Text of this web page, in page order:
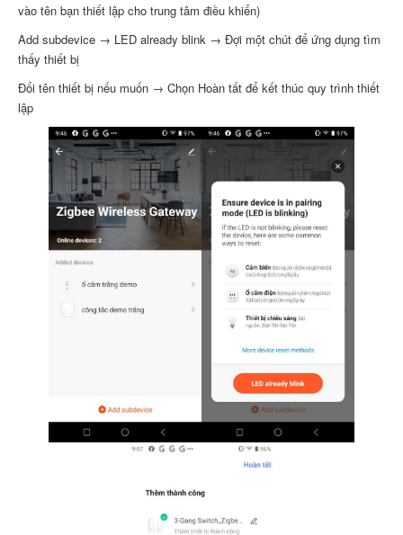
vào tên bạn thiết lập cho trung tâm điều khiển)
Add subdevice → LED already blink → Đợi một chút để ứng dụng tìm
thấy thiết bị
Đổi tên thiết bị nếu muốn → Chọn Hoàn tất để kết thúc quy trình thiết
lập